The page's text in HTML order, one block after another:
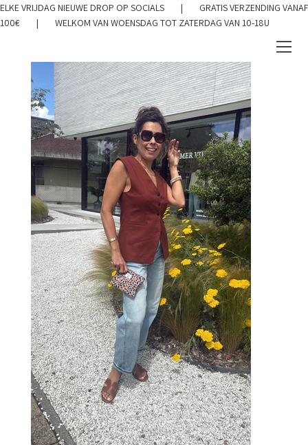
ELKE VRIJDAG NIEUWE DROP OP SOCIALS | GRATIS VERZENDING VANAF
100€ | WELKOM VAN WOENSDAG TOT ZATERDAG VAN 10-18U